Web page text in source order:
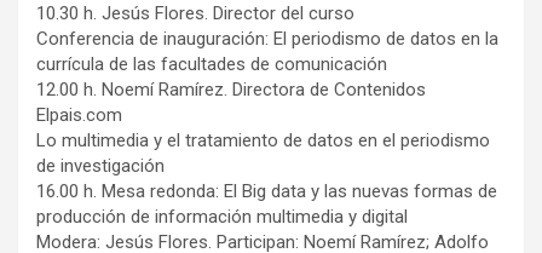
10.30 h. Jesús Flores. Director del curso
Conferencia de inauguración: El periodismo de datos en la
currícula de las facultades de comunicación
12.00 h. Noemí Ramírez. Directora de Contenidos
Elpais.com
Lo multimedia y el tratamiento de datos en el periodismo
de investigación
16.00 h. Mesa redonda: El Big data y las nuevas formas de
producción de información multimedia y digital
Modera: Jesús Flores. Participan: Noemí Ramírez; Adolfo